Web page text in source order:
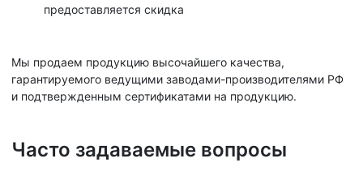
предоставляется скидка
Мы продаем продукцию высочайшего качества,
гарантируемого ведущими заводами-производителями РФ
и подтвержденным сертификатами на продукцию.
Часто задаваемые вопросы